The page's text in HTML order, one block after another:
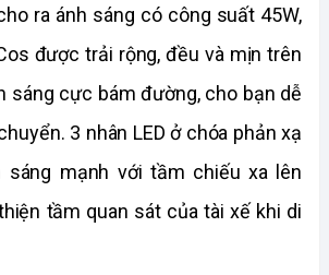
ra ánh sáng có công suất 45W,
được trải rộng, đều và mịn trên
sáng cực bám đường, cho bạn dễ
3 nhân LED ở chóa phản xạ
sáng mạnh với tầm chiếu xa lên
tầm quan sát của tài xế khi di